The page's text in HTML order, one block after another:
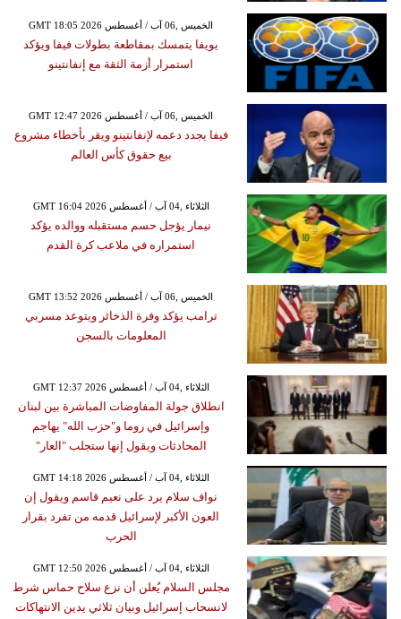
GMT 18:05 2026 الخميس ,06 آب / أغسطس
يويفا يتمسك بمقاطعة بطولات فيفا ويؤكد
استمرار أزمة الثقة مع إنفانتينو
GMT 12:47 2026 الخميس ,06 آب / أغسطس
فيفا يجدد دعمه لإنفانتينو ويقر بأخطاء مشروع
بيع حقوق كأس العالم
GMT 16:04 2026 الثلاثاء ,04 آب / أغسطس
نيمار يؤجل حسم مستقبله ووالده يؤكد
استمراره في ملاعب كرة القدم
GMT 13:52 2026 الخميس ,06 آب / أغسطس
ترامب يؤكد وفرة الذخائر ويتوعد مسربي
المعلومات بالسجن
GMT 12:37 2026 الثلاثاء ,04 آب / أغسطس
انطلاق جولة المفاوضات المباشرة بين لبنان
وإسرائيل في روما و"حزب الله" يهاجم
المحادثات ويقول إنها ستجلب "العار"
GMT 14:18 2026 الثلاثاء ,04 آب / أغسطس
نواف سلام يرد على نعيم قاسم ويقول إن
العون الأكبر لإسرائيل قدمه من تفرد بقرار
الحرب
GMT 12:50 2026 الثلاثاء ,04 آب / أغسطس
مجلس السلام يُعلن أن نزع سلاح حماس شرط
لانسحاب إسرائيل وبيان ثلاثي يدين الانتهاكات